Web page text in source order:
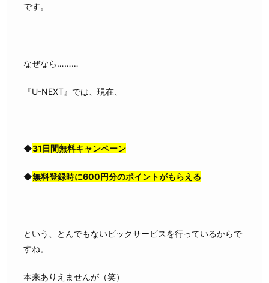
です。
なぜなら………
『U-NEXT』では、現在、
◆31日間無料キャンペーン
◆無料登録時に600円分のポイントがもらえる
という、とんでもないビックサービスを行っているからで
すね。
本来ありえませんが（笑）